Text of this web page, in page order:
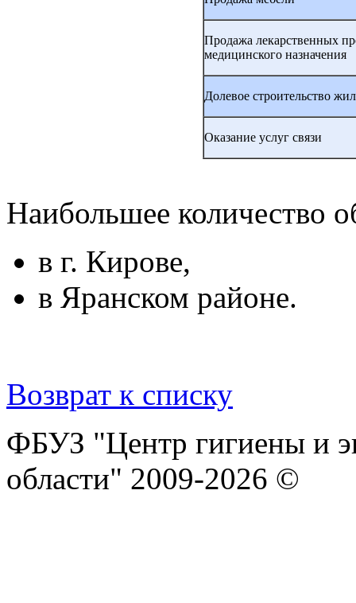
Продажа лекарственных
медицинского назначения
Долевое строительство
Оказание услуг связи
Наибольшее количество
в г. Кирове,
в Яранском районе.
Возврат к списку
ФБУЗ "Центр гигиены и
области" 2009-2026 ©